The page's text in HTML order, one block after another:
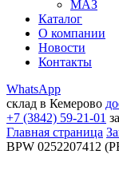
МАЗ
Каталог
О компании
Новости
Контакты
WhatsApp
склад в Кемерово
+7 (3842) 59-21-01
Главная страница
BPW 0252207412